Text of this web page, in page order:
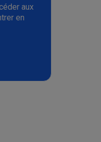
aux
en